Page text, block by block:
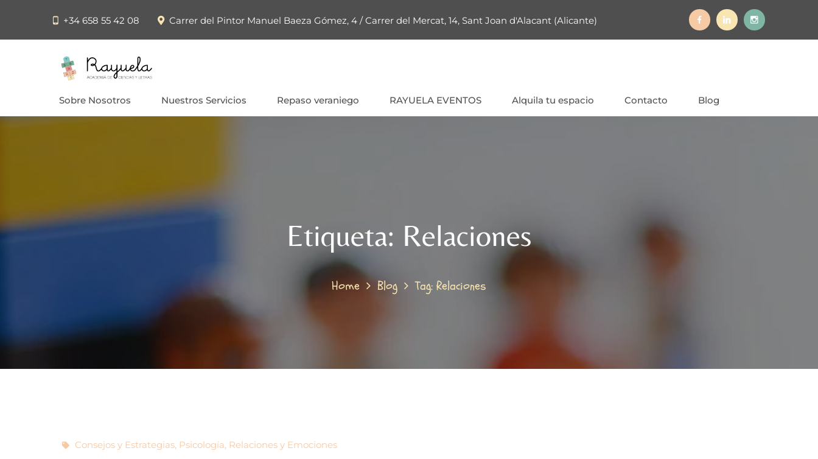
+34 658 55 42 08 Carrer del Pintor Manuel Baeza Gómez, 4 / Carrer del Mercat, 14, Sant Joan d'Alacant (Alicante)
Sobre Nosotros Nuestros Servicios Repaso veraniego RAYUELA EVENTOS Alquila tu espacio Contacto Blog
Etiqueta: Relaciones
Home Blog Tag: Relaciones
Consejos y Estrategias, Psicología, Relaciones y Emociones